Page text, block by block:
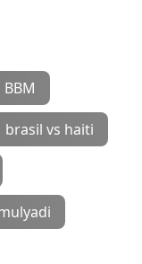
BBM
brasil vs haiti